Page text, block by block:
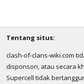
Tentang situs:
clash-of-clans-wiki.com
disponsori, atau secara
Supercell tidak